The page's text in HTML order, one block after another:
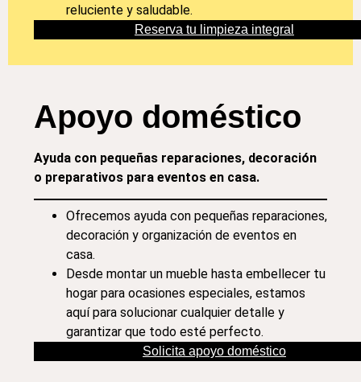
reluciente y saludable.
Reserva tu limpieza integral
Apoyo doméstico
Ayuda con pequeñas reparaciones, decoración
o preparativos para eventos en casa.
Ofrecemos ayuda con pequeñas reparaciones,
decoración y organización de eventos en
casa.
Desde montar un mueble hasta embellecer tu
hogar para ocasiones especiales, estamos
aquí para solucionar cualquier detalle y
garantizar que todo esté perfecto.
Solicita apoyo doméstico